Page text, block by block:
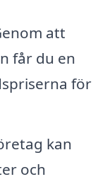
att
får du en
för
kan
och